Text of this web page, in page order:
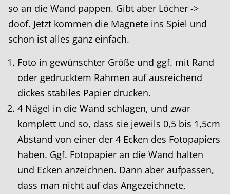
so an die Wand pappen. Gibt aber Löcher ->
doof. Jetzt kommen die Magnete ins Spiel und
schon ist alles ganz einfach.
Foto in gewünschter Größe und ggf. mit Rand
oder gedrucktem Rahmen auf ausreichend
dickes stabiles Papier drucken.
4 Nägel in die Wand schlagen, und zwar
komplett und so, dass sie jeweils 0,5 bis 1,5cm
Abstand von einer der 4 Ecken des Fotopapiers
haben. Ggf. Fotopapier an die Wand halten
und Ecken anzeichnen. Dann aber aufpassen,
dass man nicht auf das Angezeichnete,